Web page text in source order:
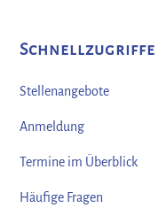
Schnellzugriffe
Stellenangebote
Anmeldung
Termine im Überblick
Häufige Fragen